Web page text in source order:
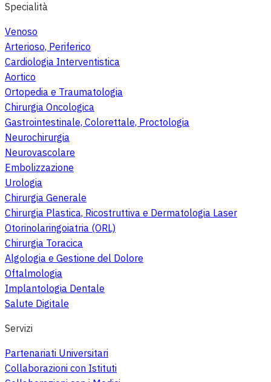
Specialità
Venoso
Arterioso, Periferico
Cardiologia Interventistica
Aortico
Ortopedia e Traumatologia
Chirurgia Oncologica
Gastrointestinale, Colorettale, Proctologia
Neurochirurgia
Neurovascolare
Embolizzazione
Urologia
Chirurgia Generale
Chirurgia Plastica, Ricostruttiva e Dermatologia Laser
Otorinolaringoiatria (ORL)
Chirurgia Toracica
Algologia e Gestione del Dolore
Oftalmologia
Implantologia Dentale
Salute Digitale
Servizi
Partenariati Universitari
Collaborazioni con Istituti